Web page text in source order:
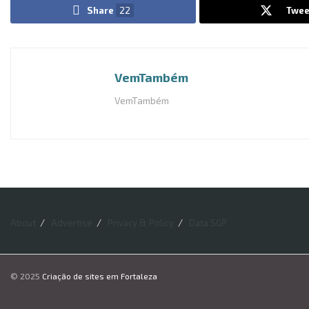
Share 22
VemTambém
VemTambém
© 2025 Criação de sites em Fortaleza